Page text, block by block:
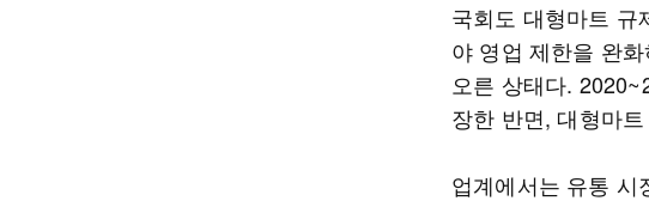
국회도 대형마트 규
야 영업 제한을 완
오른 상태다.
장한 반면, 대형마
업계에서는 유통 시